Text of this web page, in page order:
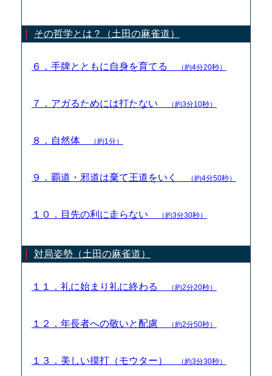
その哲学とは？（土田の麻雀道）
６．手牌とともに自身を育てる （約4分20秒）
７．アガるためには打たない （約3分10秒）
８．自然体 （約1分）
９．覇道・邪道は棄て王道をいく （約4分50秒）
１０．目先の利に走らない （約3分30秒）
対局姿勢（土田の麻雀道）
１１．礼に始まり礼に終わる （約2分20秒）
１２．年長者への敬いと配慮 （約2分50秒）
１３．美しい摸打（モウター） （約3分30秒）